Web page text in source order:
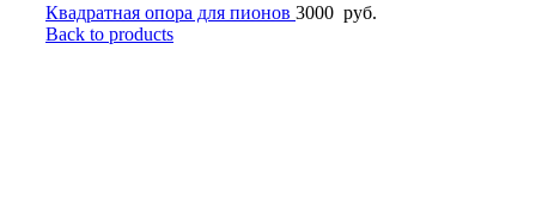
Квадратная опора для пионов 3000 руб.
Back to products